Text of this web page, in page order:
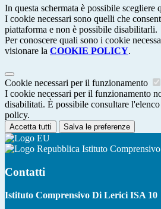
In questa schermata è possibile scegliere
I cookie necessari sono quelli che
piattaforma e non è possibile disabilitarli.
Per conoscere quali sono i cookie
visionare la COOKIE POLICY.
Cookie necessari per il funzionamento
I cookie necessari per il funzionamento
disabilitati. È possibile consultare
policy.
Accetta tutti Salva le preferenze
Istituto
Contatti
Istituto Comprensivo Di Lerici ISA 10